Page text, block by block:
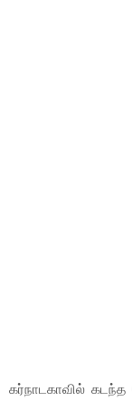
கர்நாடகாவில் கடந்த